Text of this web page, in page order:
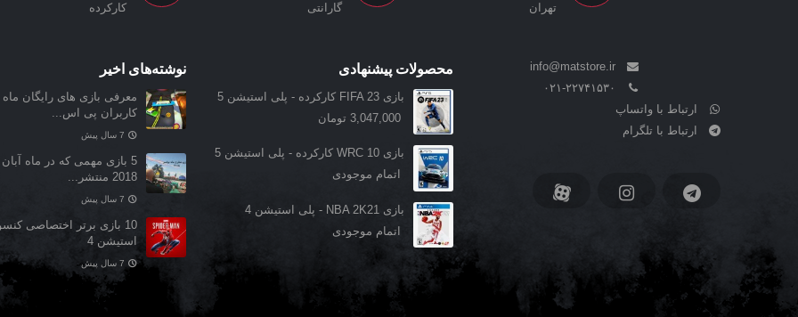
تهران
گارانتی
کارکرده
info@matstore.ir
۰۲۱-۲۲۷۴۱۵۳۰
ارتباط با واتساپ
ارتباط با تلگرام
محصولات پیشنهادی
بازی FIFA 23 کارکرده - پلی استیشن 5
3,047,000 تومان
بازی WRC 10 کارکرده - پلی استیشن 5
اتمام موجودی
بازی NBA 2K21 - پلی استیشن 4
اتمام موجودی
نوشته‌های اخیر
معرفی بازی‌ های رایگان ماه
کاربران پی اس...
7 سال پیش
5 بازی مهمی که در ماه آبان
2018 منتشر...
7 سال پیش
10 بازی برتر اختصاصی
استیشن 4
7 سال پیش